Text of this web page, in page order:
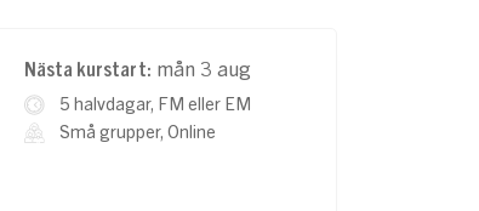
Nästa kurstart: mån 3 aug
5 halvdagar, FM eller EM
Små grupper, Online